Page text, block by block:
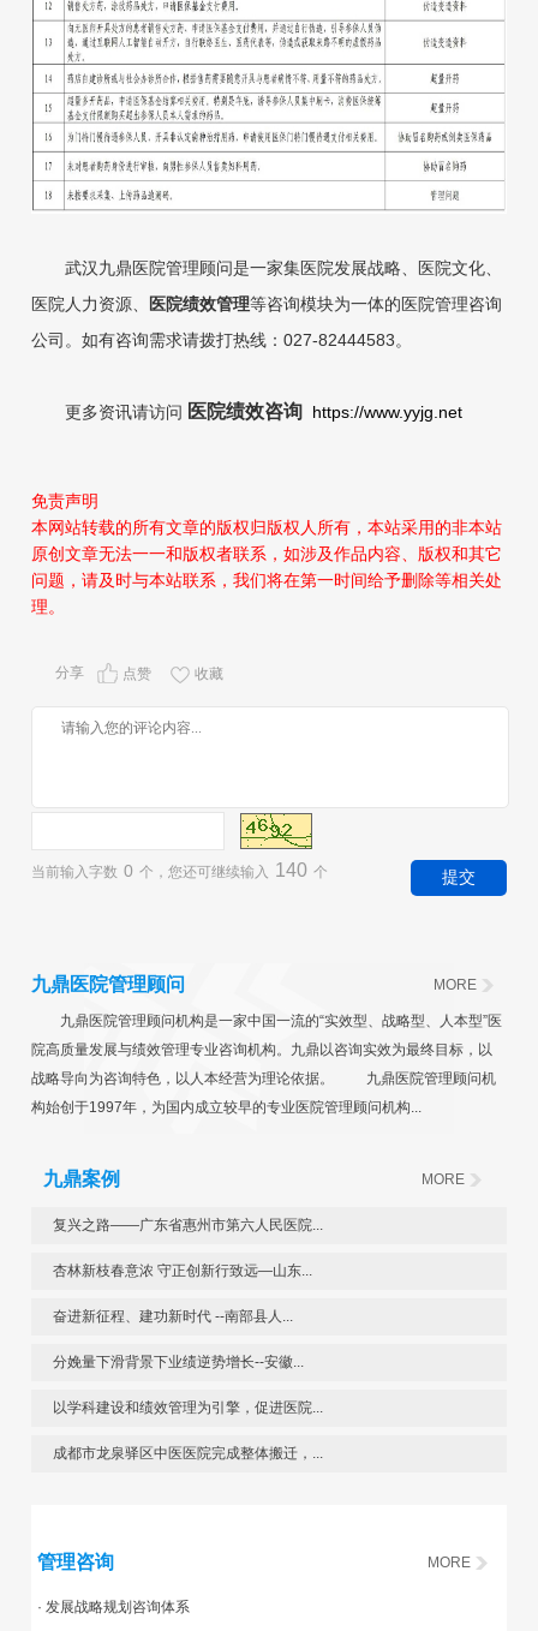
武汉九鼎医院管理顾问是一家集医院发展战略、医院文化、
医院人力资源、 医院绩效管理等咨询模块为一体的医院管理咨询
公司。如有咨询需求请拨打热线：027-82444583。
更多资讯请访问 医院绩效咨询 https://www.yyjg.net
免责声明
本网站转载的所有文章的版权归版权人所有，本站采用的非本站
原创文章无法一一和版权者联系，如涉及作品内容、版权和其它
问题，请及时与本站联系，我们将在第一时间给予删除等相关处
理。
分享 点赞 收藏
当前输入字数 0 个，您还可继续输入 140 个
九鼎医院管理顾问 MORE
九鼎医院管理顾问机构是一家中国一流的“实效型、战略型、人本型”医
院高质量发展与绩效管理专业咨询机构。九鼎以咨询实效为最终目标，以
战略导向为咨询特色，以人本经营为理论依据。 九鼎医院管理顾问机
构始创于1997年，为国内成立较早的专业医院管理顾问机构...
九鼎案例 MORE
复兴之路——广东省惠州市第六人民医院...
杏林新枝春意浓 守正创新行致远—山东...
奋进新征程、建功新时代 --南部县人...
分娩量下滑背景下业绩逆势增长--安徽...
以学科建设和绩效管理为引擎，促进医院...
成都市龙泉驿区中医医院完成整体搬迁，...
管理咨询 MORE
· 发展战略规划咨询体系